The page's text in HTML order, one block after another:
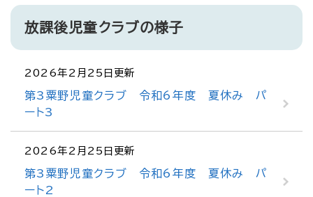
放課後児童クラブの様子
2026年2月25日更新
第3粟野児童クラブ 令和6年度 夏休み パ
ート3
2026年2月25日更新
第3粟野児童クラブ 令和6年度 夏休み パ
ート2